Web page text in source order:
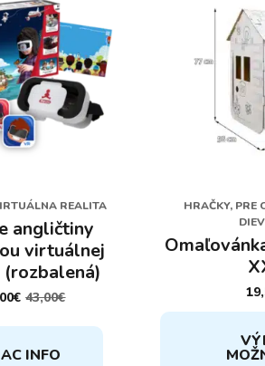
REALITA
angličtiny
virtuálnej
43,00€
PÔVODNÁ
BOLA:
43,00€.
€ AKTUÁLNA
JE:
30,00€.
INFO
HRAČKY, PRE
Tento